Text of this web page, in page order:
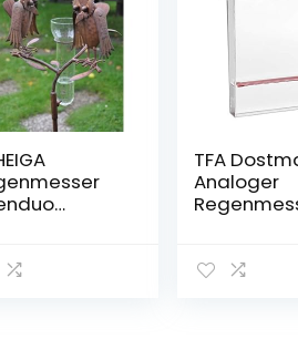
TFA
Analoger